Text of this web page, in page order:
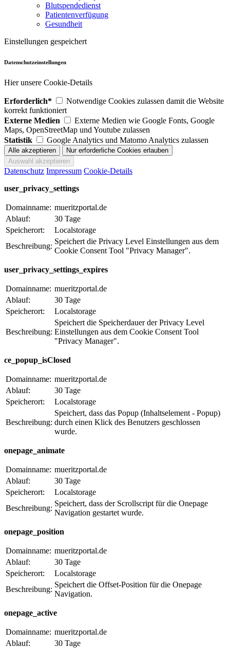
Blutspendedienst
Patientenverfügung
Gesundheit
Einstellungen gespeichert
Datenschutzeinstellungen
Hier unsere Cookie-Details
Erforderlich*
Notwendige Cookies zulassen damit die Website
korrekt funktioniert
Externe Medien
Externe Medien wie Google Fonts, Google
Maps, OpenStreetMap und Youtube zulassen
Statistik
Google Analytics und Matomo Analytics zulassen
Datenschutz Impressum Cookie-Details
user_privacy_settings
Domainname: mueritzportal.de
Ablauf:
30 Tage
Speicherort:
Localstorage
Beschreibung:
Speichert die Privacy Level Einstellungen aus dem
Cookie Consent Tool "Privacy Manager".
user_privacy_settings_expires
Domainname: mueritzportal.de
Ablauf:
30 Tage
Speicherort:
Localstorage
Beschreibung:
Speichert die Speicherdauer der Privacy Level
Einstellungen aus dem Cookie Consent Tool
"Privacy Manager".
ce_popup_isClosed
Domainname: mueritzportal.de
Ablauf:
30 Tage
Speicherort:
Localstorage
Beschreibung:
Speichert, dass das Popup (Inhaltselement - Popup)
durch einen Klick des Benutzers geschlossen
wurde.
onepage_animate
Domainname: mueritzportal.de
Ablauf:
30 Tage
Speicherort:
Localstorage
Beschreibung:
Speichert, dass der Scrollscript für die Onepage
Navigation gestartet wurde.
onepage_position
Domainname: mueritzportal.de
Ablauf:
30 Tage
Speicherort:
Localstorage
Beschreibung:
Speichert die Offset-Position für die Onepage
Navigation.
onepage_active
Domainname: mueritzportal.de
Ablauf:
30 Tage